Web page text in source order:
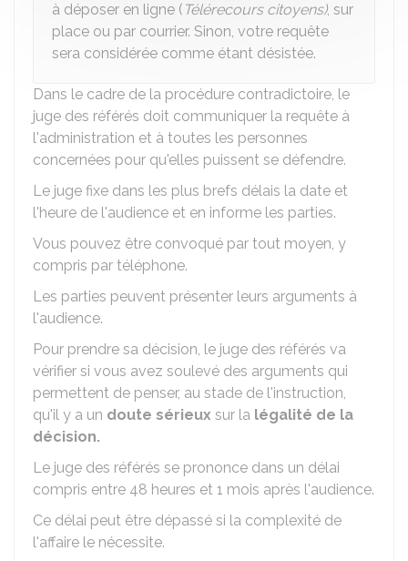
à déposer en ligne ( Télérecours citoyens), sur
place ou par courrier. Sinon, votre requête
sera considérée comme étant désistée.
Dans le cadre de la procédure contradictoire, le
juge des référés doit communiquer la requête à
l'administration et à toutes les personnes
concernées pour qu'elles puissent se défendre.
Le juge fixe dans les plus brefs délais la date et
l'heure de l'audience et en informe les parties.
Vous pouvez être convoqué par tout moyen, y
compris par téléphone.
Les parties peuvent présenter leurs arguments à
l'audience.
Pour prendre sa décision, le juge des référés va
vérifier si vous avez soulevé des arguments qui
permettent de penser, au stade de l'instruction,
qu'il y a un doute sérieux sur la légalité de la
décision.
Le juge des référés se prononce dans un délai
compris entre 48 heures et 1 mois après l'audience.
Ce délai peut être dépassé si la complexité de
l'affaire le nécessite.